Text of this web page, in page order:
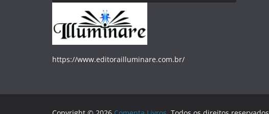
https://www.editorailluminare.com.br/